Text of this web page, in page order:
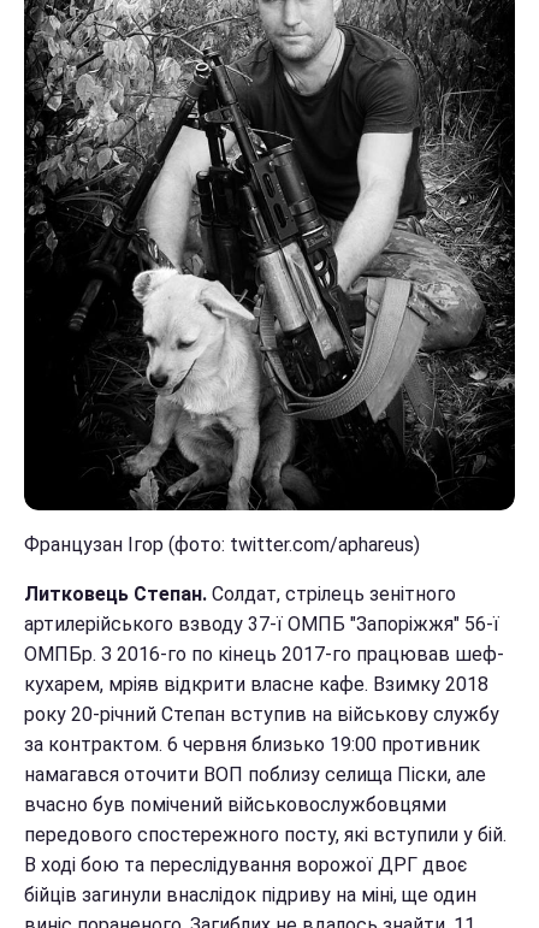
Французан Ігор (фото: twitter.com/aphareus)
Литковець Степан. Солдат, стрілець зенітного
артилерійського взводу 37-ї ОМПБ "Запоріжжя" 56-ї
ОМПБр. З 2016-го по кінець 2017-го працював шеф-
кухарем, мріяв відкрити власне кафе. Взимку 2018
року 20-річний Степан вступив на військову службу
за контрактом. 6 червня близько 19:00 противник
намагався оточити ВОП поблизу селища Піски, але
вчасно був помічений військовослужбовцями
передового спостережного посту, які вступили у бій.
В ході бою та переслідування ворожої ДРГ двоє
бійців загинули внаслідок підриву на міні, ще один